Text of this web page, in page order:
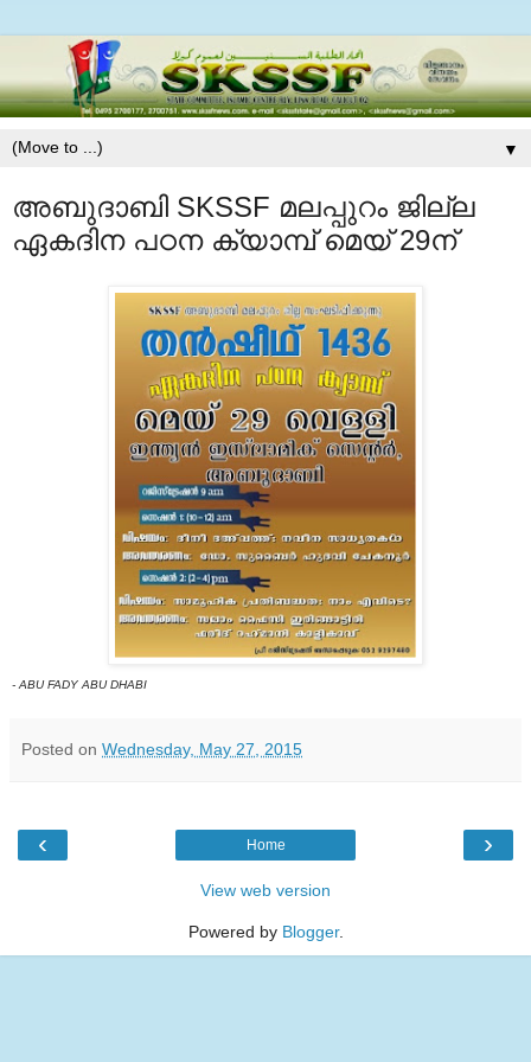
▼
അബുദാബി SKSSF മലപ്പുറം ജില്ല
ഏകദിന പഠന ക്യാമ്പ് മെയ് 29ന്‌
- ABU FADY ABU DHABI
Posted on Wednesday, May 27, 2015
‹ ›
Home
View web version
Powered by Blogger.